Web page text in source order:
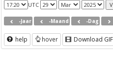
UTC
-Jaar -Maand -Dag
help hover Download GIF